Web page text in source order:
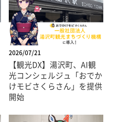
2026/07/21
【観光DX】湯沢町、AI観
光コンシェルジュ「おでか
けモビさくらさん」を提供
開始